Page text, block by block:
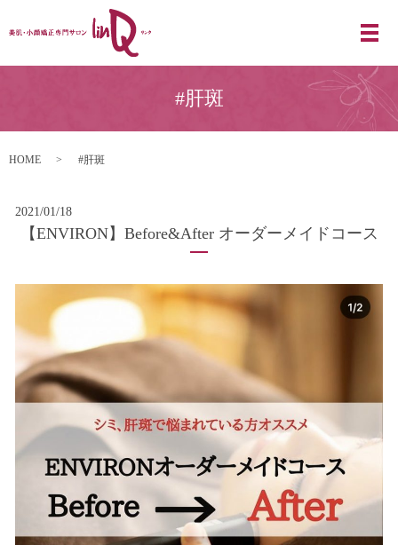
#肝斑
HOME #肝斑
2021/01/18
【ENVIRON】Before&After オーダーメイドコース